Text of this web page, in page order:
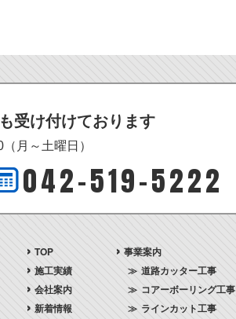
受け付けております
月～土曜日）
042-519-5222
TOP
施工実績
会社案内
新着情報
事業案内
道路カッター工事
コアーボーリング工事
ラインカット工事